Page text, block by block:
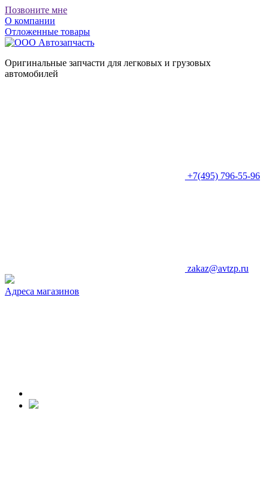
Позвоните мне
О компании
Отложенные товары
Оригинальные запчасти для легковых и грузовых
автомобилей
+7(495) 796-55-96
zakaz@avtzp.ru
Адреса магазинов